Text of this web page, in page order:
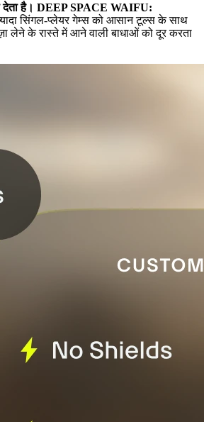
है। DEEP SPACE WAIFU:
सिंगल-प्लेयर गेम्स को आसान टूल्स के साथ
लेने के रास्ते में आने वाली बाधाओं को दूर करता